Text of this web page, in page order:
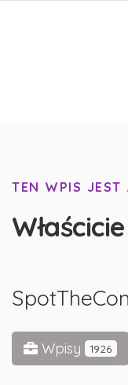
TEN WPIS
Wpisy 1926